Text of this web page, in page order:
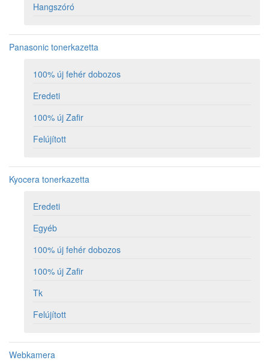
Hangszóró
Panasonic tonerkazetta
100% új fehér dobozos
Eredeti
100% új Zafir
Felújított
Kyocera tonerkazetta
Eredeti
Egyéb
100% új fehér dobozos
100% új Zafir
Tk
Felújított
Webkamera